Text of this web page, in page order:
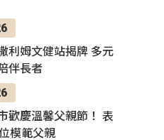
利姆文健站揭牌 多元
伴長者
歡慶溫馨父親節！ 表
模範父親